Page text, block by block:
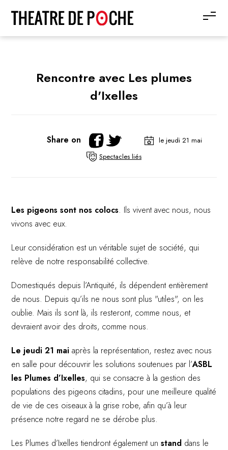
Rencontre avec Les plumes
d'Ixelles
Share on
le jeudi 21 mai
Spectacles liés
Les pigeons sont nos colocs. Ils vivent avec nous, nous
vivons avec eux.
Leur considération est un véritable sujet de société, qui
relève de notre responsabilité collective.
Domestiqués depuis l’Antiquité, ils dépendent entièrement
de nous. Depuis qu’ils ne nous sont plus "utiles", on les
oublie. Mais ils sont là, ils resteront, comme nous, et
devraient avoir des droits, comme nous.
Le jeudi 21 maiaprès la représentation, restez avec nous
en salle pour découvrir les solutions soutenues par l’ASBL
les Plumes d’Ixelles, qui se consacre à la gestion des
populations des pigeons citadins, pour une meilleure qualité
de vie de ces oiseaux à la grise robe, afin qu’à leur
présence notre regard ne se dérobe plus.
Les Plumes d’Ixelles tiendront également unstand dans le